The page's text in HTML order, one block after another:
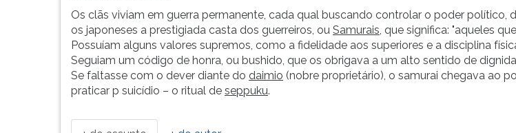
Os clãs viviam em guerra permanente, cada qual buscando controlar o poder político,
os japoneses a prestigiada casta dos guerreiros, ou Samurais, que significa: "aqueles
Possuíam alguns valores supremos, como a fidelidade aos superiores e a disciplina
Seguiam um código de honra, ou bushido, que os obrigava a um alto sentido de
Se faltasse com o dever diante do daimio (nobre proprietário), o samurai chegava ao
praticar p suicídio – o ritual de seppuku.